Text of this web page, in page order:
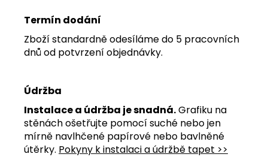
Termín dodání
Zboží standardně odesíláme do 5 pracovních
dnů od potvrzení objednávky.
Údržba
Instalace a údržba je snadná.Grafiku na
stěnách ošetřujte pomocí suché nebo jen
mírně navlhčené papírové nebo bavlněné
útěrky. Pokyny k instalaci a údržbě tapet >>